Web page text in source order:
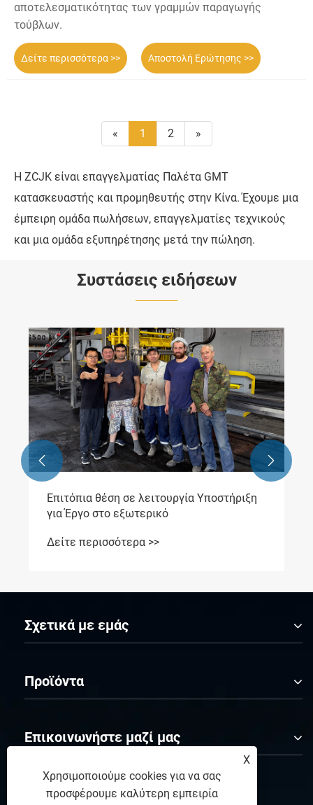
αποτελεσματικότητας των γραμμών παραγωγής
τούβλων.
Δείτε περισσότερα >> Αποστολή Ερώτησης >>
« 1 2 »
Η ZCJK είναι επαγγελματίας Παλέτα GMT
κατασκευαστής και προμηθευτής στην Κίνα. Έχουμε μια
έμπειρη ομάδα πωλήσεων, επαγγελματίες τεχνικούς
και μια ομάδα εξυπηρέτησης μετά την πώληση.
Συστάσεις ειδήσεων
Επιτόπια θέση σε λειτουργία Υποστήριξη
για Έργο στο εξωτερικό
Δείτε περισσότερα >>
 
Σχετικά με εμάς
Προϊόντα
Επικοινωνήστε μαζί μας
ΑΚΟΛΟΥΘΗΣΕ ΜΑΣ
X
Χρησιμοποιούμε cookies για να σας
προσφέρουμε καλύτερη εμπειρία